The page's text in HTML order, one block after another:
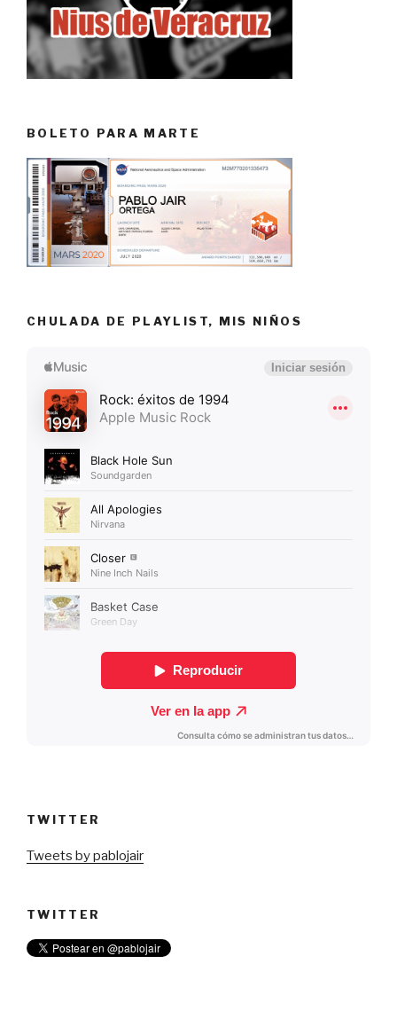
BOLETO PARA MARTE
CHULADA DE PLAYLIST, MIS NIÑOS
TWITTER
Tweets by pablojair
TWITTER